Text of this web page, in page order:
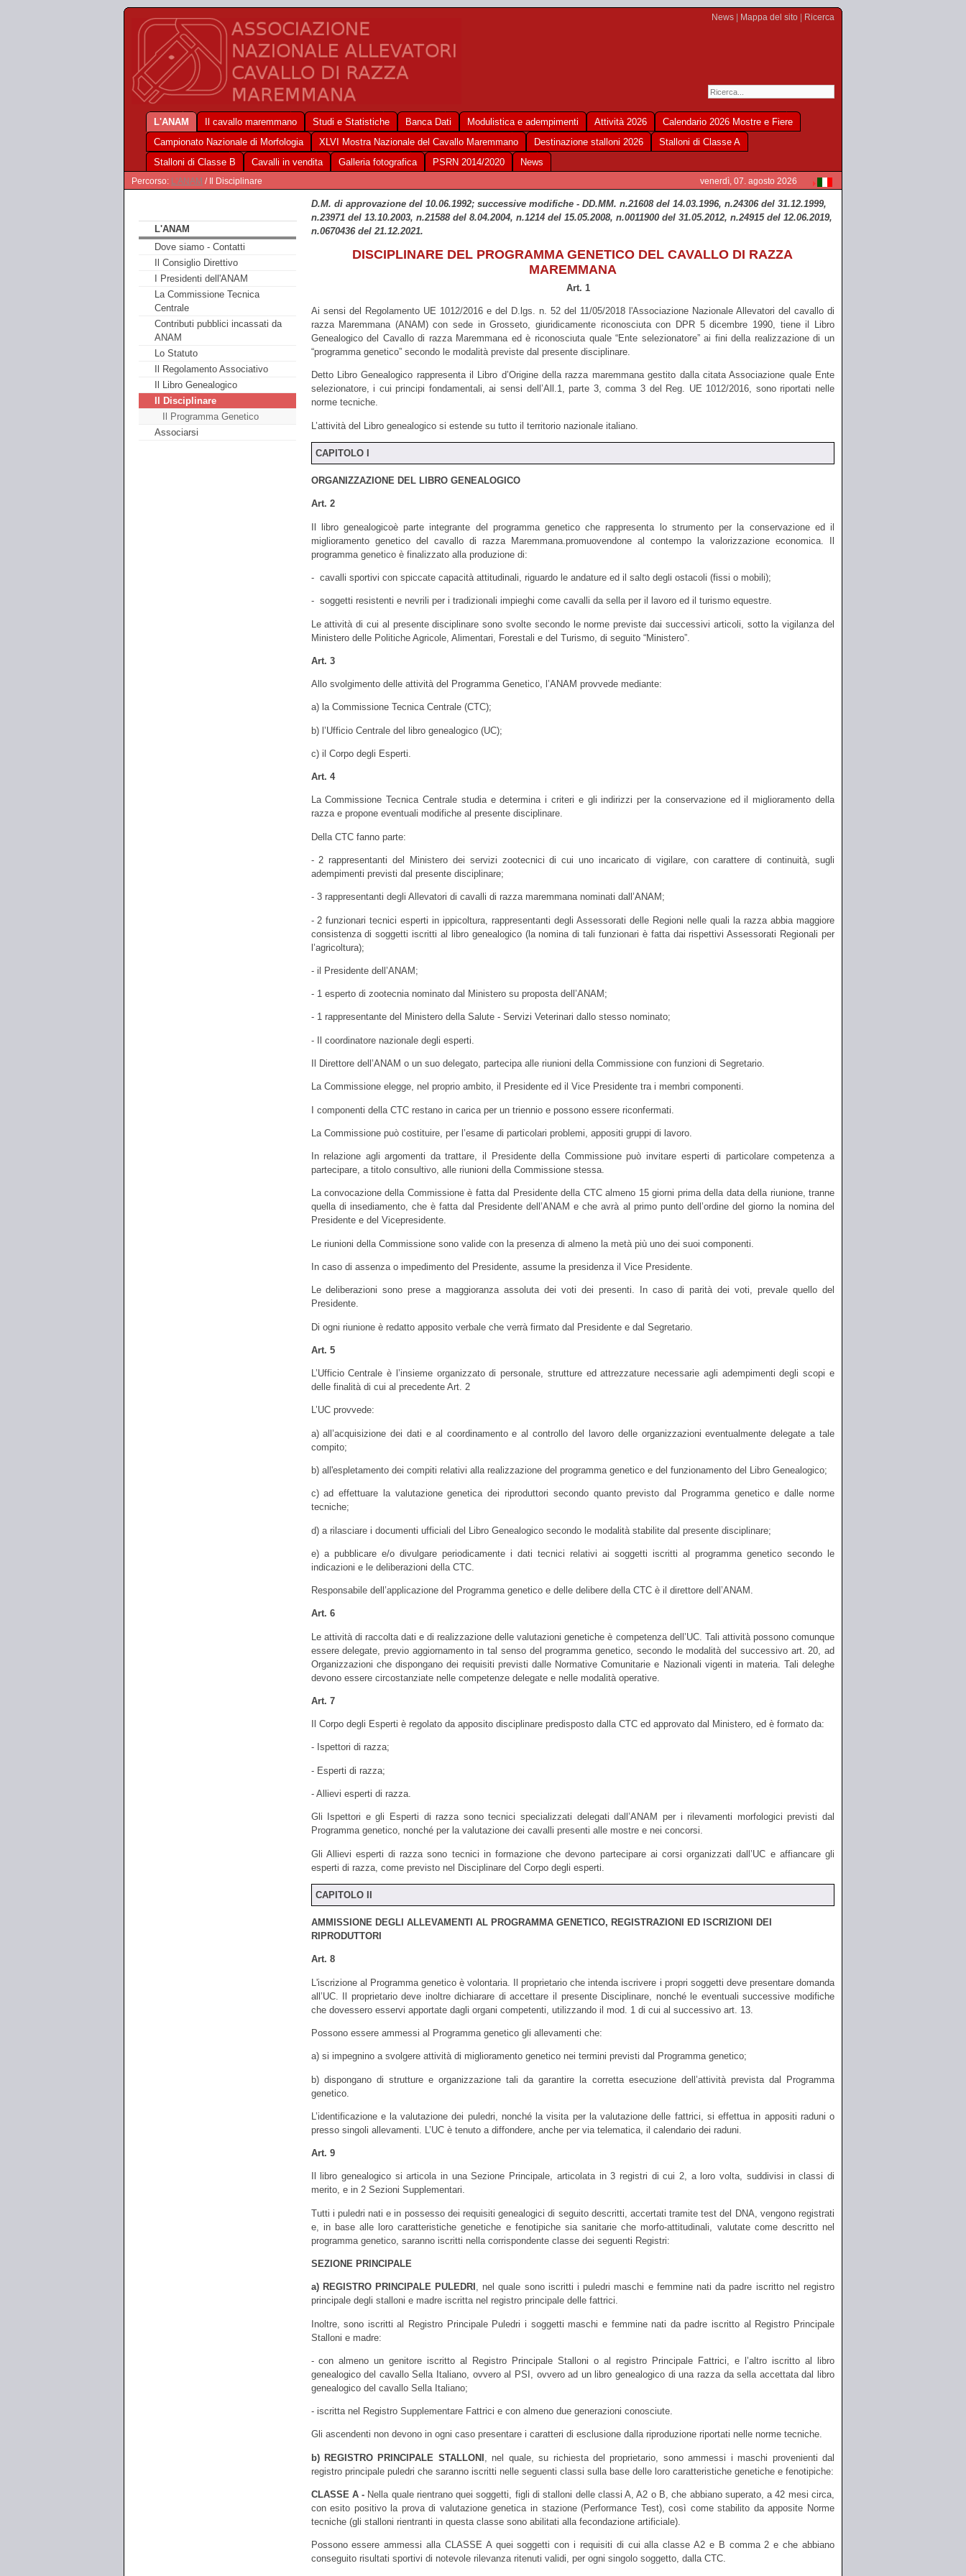
News Mappa del sito Ricerca
L'ANAM Il cavallo maremmano Studi e Statistiche Banca Dati Modulistica e adempimenti Attività 2026
Calendario 2026 Mostre e Fiere
Campionato Nazionale di Morfologia
XLVI Mostra Nazionale del Cavallo Maremmano Destinazione stalloni 2026
Stalloni di Classe A
Stalloni di Classe B
Cavalli in vendita Galleria fotografica PSRN 2014/2020 News
Percorso: L'ANAM / Il Disciplinare venerdì, 07. agosto 2026
L'ANAM
Dove siamo - Contatti
Il Consiglio Direttivo
I Presidenti dell'ANAM
La Commissione Tecnica
Centrale
Contributi pubblici incassati da
ANAM
Lo Statuto
Il Regolamento Associativo
Il Libro Genealogico
Il Disciplinare
Il Programma Genetico
Associarsi
D.M. di approvazione del 10.06.1992; successive modifiche - DD.MM. n.21608 del 14.03.1996, n.24306 del 31.12.1999,
n.23971 del 13.10.2003, n.21588 del 8.04.2004, n.1214 del 15.05.2008, n.0011900 del 31.05.2012, n.24915 del 12.06.2019,
n.0670436 del 21.12.2021.
DISCIPLINARE DEL PROGRAMMA GENETICO DEL CAVALLO DI RAZZA
MAREMMANA
Art. 1
Ai sensi del Regolamento UE 1012/2016 e del D.lgs. n. 52 del 11/05/2018 l'Associazione Nazionale Allevatori del cavallo di
razza Maremmana (ANAM) con sede in Grosseto, giuridicamente riconosciuta con DPR 5 dicembre 1990, tiene il Libro
Genealogico del Cavallo di razza Maremmana ed è riconosciuta quale “Ente selezionatore” ai fini della realizzazione di un
“programma genetico” secondo le modalità previste dal presente disciplinare.
Detto Libro Genealogico rappresenta il Libro d’Origine della razza maremmana gestito dalla citata Associazione quale Ente
selezionatore, i cui principi fondamentali, ai sensi dell’All.1, parte 3, comma 3 del Reg. UE 1012/2016, sono riportati nelle
norme tecniche.
L’attività del Libro genealogico si estende su tutto il territorio nazionale italiano.
CAPITOLO I
ORGANIZZAZIONE DEL LIBRO GENEALOGICO
Art. 2
Il libro genealogicoè parte integrante del programma genetico che rappresenta lo strumento per la conservazione ed il
miglioramento genetico del cavallo di razza Maremmana.promuovendone al contempo la valorizzazione economica. Il
programma genetico è finalizzato alla produzione di:
- cavalli sportivi con spiccate capacità attitudinali, riguardo le andature ed il salto degli ostacoli (fissi o mobili);
- soggetti resistenti e nevrili per i tradizionali impieghi come cavalli da sella per il lavoro ed il turismo equestre.
Le attività di cui al presente disciplinare sono svolte secondo le norme previste dai successivi articoli, sotto la vigilanza del
Ministero delle Politiche Agricole, Alimentari, Forestali e del Turismo, di seguito “Ministero”.
Art. 3
Allo svolgimento delle attività del Programma Genetico, l’ANAM provvede mediante:
a) la Commissione Tecnica Centrale (CTC);
b) l’Ufficio Centrale del libro genealogico (UC);
c) il Corpo degli Esperti.
Art. 4
La Commissione Tecnica Centrale studia e determina i criteri e gli indirizzi per la conservazione ed il miglioramento della
razza e propone eventuali modifiche al presente disciplinare.
Della CTC fanno parte:
- 2 rappresentanti del Ministero dei servizi zootecnici di cui uno incaricato di vigilare, con carattere di continuità, sugli
adempimenti previsti dal presente disciplinare;
- 3 rappresentanti degli Allevatori di cavalli di razza maremmana nominati dall’ANAM;
- 2 funzionari tecnici esperti in ippicoltura, rappresentanti degli Assessorati delle Regioni nelle quali la razza abbia maggiore
consistenza di soggetti iscritti al libro genealogico (la nomina di tali funzionari è fatta dai rispettivi Assessorati Regionali per
l’agricoltura);
- il Presidente dell’ANAM;
- 1 esperto di zootecnia nominato dal Ministero su proposta dell’ANAM;
- 1 rappresentante del Ministero della Salute - Servizi Veterinari dallo stesso nominato;
- Il coordinatore nazionale degli esperti.
Il Direttore dell’ANAM o un suo delegato, partecipa alle riunioni della Commissione con funzioni di Segretario.
La Commissione elegge, nel proprio ambito, il Presidente ed il Vice Presidente tra i membri componenti.
I componenti della CTC restano in carica per un triennio e possono essere riconfermati.
La Commissione può costituire, per l’esame di particolari problemi, appositi gruppi di lavoro.
In relazione agli argomenti da trattare, il Presidente della Commissione può invitare esperti di particolare competenza a
partecipare, a titolo consultivo, alle riunioni della Commissione stessa.
La convocazione della Commissione è fatta dal Presidente della CTC almeno 15 giorni prima della data della riunione, tranne
quella di insediamento, che è fatta dal Presidente dell’ANAM e che avrà al primo punto dell’ordine del giorno la nomina del
Presidente e del Vicepresidente.
Le riunioni della Commissione sono valide con la presenza di almeno la metà più uno dei suoi componenti.
In caso di assenza o impedimento del Presidente, assume la presidenza il Vice Presidente.
Le deliberazioni sono prese a maggioranza assoluta dei voti dei presenti. In caso di parità dei voti, prevale quello del
Presidente.
Di ogni riunione è redatto apposito verbale che verrà firmato dal Presidente e dal Segretario.
Art. 5
L’Ufficio Centrale è l’insieme organizzato di personale, strutture ed attrezzature necessarie agli adempimenti degli scopi e
delle finalità di cui al precedente Art. 2
L’UC provvede:
a) all’acquisizione dei dati e al coordinamento e al controllo del lavoro delle organizzazioni eventualmente delegate a tale
compito;
b) all'espletamento dei compiti relativi alla realizzazione del programma genetico e del funzionamento del Libro Genealogico;
c) ad effettuare la valutazione genetica dei riproduttori secondo quanto previsto dal Programma genetico e dalle norme
tecniche;
d) a rilasciare i documenti ufficiali del Libro Genealogico secondo le modalità stabilite dal presente disciplinare;
e) a pubblicare e/o divulgare periodicamente i dati tecnici relativi ai soggetti iscritti al programma genetico secondo le
indicazioni e le deliberazioni della CTC.
Responsabile dell’applicazione del Programma genetico e delle delibere della CTC è il direttore dell’ANAM.
Art. 6
Le attività di raccolta dati e di realizzazione delle valutazioni genetiche è competenza dell’UC. Tali attività possono comunque
essere delegate, previo aggiornamento in tal senso del programma genetico, secondo le modalità del successivo art. 20, ad
Organizzazioni che dispongano dei requisiti previsti dalle Normative Comunitarie e Nazionali vigenti in materia. Tali deleghe
devono essere circostanziate nelle competenze delegate e nelle modalità operative.
Art. 7
Il Corpo degli Esperti è regolato da apposito disciplinare predisposto dalla CTC ed approvato dal Ministero, ed è formato da:
- Ispettori di razza;
- Esperti di razza;
- Allievi esperti di razza.
Gli Ispettori e gli Esperti di razza sono tecnici specializzati delegati dall’ANAM per i rilevamenti morfologici previsti dal
Programma genetico, nonché per la valutazione dei cavalli presenti alle mostre e nei concorsi.
Gli Allievi esperti di razza sono tecnici in formazione che devono partecipare ai corsi organizzati dall’UC e affiancare gli
esperti di razza, come previsto nel Disciplinare del Corpo degli esperti.
CAPITOLO II
AMMISSIONE DEGLI ALLEVAMENTI AL PROGRAMMA GENETICO, REGISTRAZIONI ED ISCRIZIONI DEI
RIPRODUTTORI
Art. 8
L'iscrizione al Programma genetico è volontaria. Il proprietario che intenda iscrivere i propri soggetti deve presentare domanda
all’UC. Il proprietario deve inoltre dichiarare di accettare il presente Disciplinare, nonché le eventuali successive modifiche
che dovessero esservi apportate dagli organi competenti, utilizzando il mod. 1 di cui al successivo art. 13.
Possono essere ammessi al Programma genetico gli allevamenti che:
a) si impegnino a svolgere attività di miglioramento genetico nei termini previsti dal Programma genetico;
b) dispongano di strutture e organizzazione tali da garantire la corretta esecuzione dell’attività prevista dal Programma
genetico.
L’identificazione e la valutazione dei puledri, nonché la visita per la valutazione delle fattrici, si effettua in appositi raduni o
presso singoli allevamenti. L’UC è tenuto a diffondere, anche per via telematica, il calendario dei raduni.
Art. 9
Il libro genealogico si articola in una Sezione Principale, articolata in 3 registri di cui 2, a loro volta, suddivisi in classi di
merito, e in 2 Sezioni Supplementari.
Tutti i puledri nati e in possesso dei requisiti genealogici di seguito descritti, accertati tramite test del DNA, vengono registrati
e, in base alle loro caratteristiche genetiche e fenotipiche sia sanitarie che morfo-attitudinali, valutate come descritto nel
programma genetico, saranno iscritti nella corrispondente classe dei seguenti Registri:
SEZIONE PRINCIPALE
a) REGISTRO PRINCIPALE PULEDRI , nel quale sono iscritti i puledri maschi e femmine nati da padre iscritto nel registro
principale degli stalloni e madre iscritta nel registro principale delle fattrici.
Inoltre, sono iscritti al Registro Principale Puledri i soggetti maschi e femmine nati da padre iscritto al Registro Principale
Stalloni e madre:
- con almeno un genitore iscritto al Registro Principale Stalloni o al registro Principale Fattrici, e l’altro iscritto al libro
genealogico del cavallo Sella Italiano, ovvero al PSI, ovvero ad un libro genealogico di una razza da sella accettata dal libro
genealogico del cavallo Sella Italiano;
- iscritta nel Registro Supplementare Fattrici e con almeno due generazioni conosciute.
Gli ascendenti non devono in ogni caso presentare i caratteri di esclusione dalla riproduzione riportati nelle norme tecniche.
b) REGISTRO PRINCIPALE STALLONI , nel quale, su richiesta del proprietario, sono ammessi i maschi provenienti dal
registro principale puledri che saranno iscritti nelle seguenti classi sulla base delle loro caratteristiche genetiche e fenotipiche:
CLASSE A - Nella quale rientrano quei soggetti, figli di stalloni delle classi A, A2 o B, che abbiano superato, a 42 mesi circa,
con esito positivo la prova di valutazione genetica in stazione (Performance Test), così come stabilito da apposite Norme
tecniche (gli stalloni rientranti in questa classe sono abilitati alla fecondazione artificiale).
Possono essere ammessi alla CLASSE A quei soggetti con i requisiti di cui alla classe A2 e B comma 2 e che abbiano
conseguito risultati sportivi di notevole rilevanza ritenuti validi, per ogni singolo soggetto, dalla CTC.